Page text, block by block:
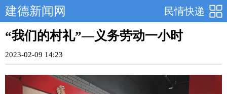
民情快递
建德新闻网
“我们的村礼”—义务劳动一小时
2023-02-09 14:23